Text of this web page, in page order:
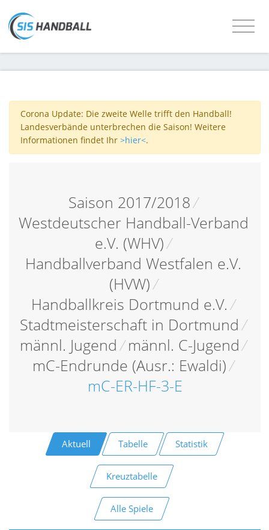
Corona Update: Die zweite Welle trifft den Handball!
Landesverbände unterbrechen die Saison! Weitere
Informationen findet Ihr >hier<.
Saison 2017/2018/
Westdeutscher Handball-Verband
e.V. (WHV)/
Handballverband Westfalen e.V.
(HVW)/
Handballkreis Dortmund e.V. /
Stadtmeisterschaft in Dortmund /
männl. Jugend/ männl. C-Jugend/
mC-Endrunde (Ausr.: Ewaldi)/
mC-ER-HF-3-E
Aktuell Tabelle Statistik
Kreuztabelle
Alle Spiele